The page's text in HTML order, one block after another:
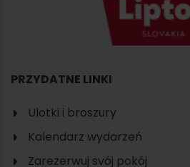
PRZYDATNE LINKI
Ulotki i broszury
Kalendarz wydarzeń
Zarezerwuj svój pokój